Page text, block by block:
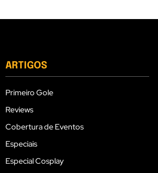
ARTIGOS
Primeiro Gole
Reviews
Cobertura de Eventos
Especiais
Especial Cosplay